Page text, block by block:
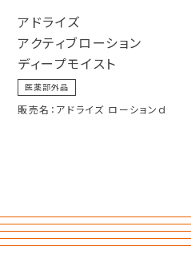
アドライズ
アクティブローション
ディープモイスト
医薬部外品
販売名：アドライズ ローションd